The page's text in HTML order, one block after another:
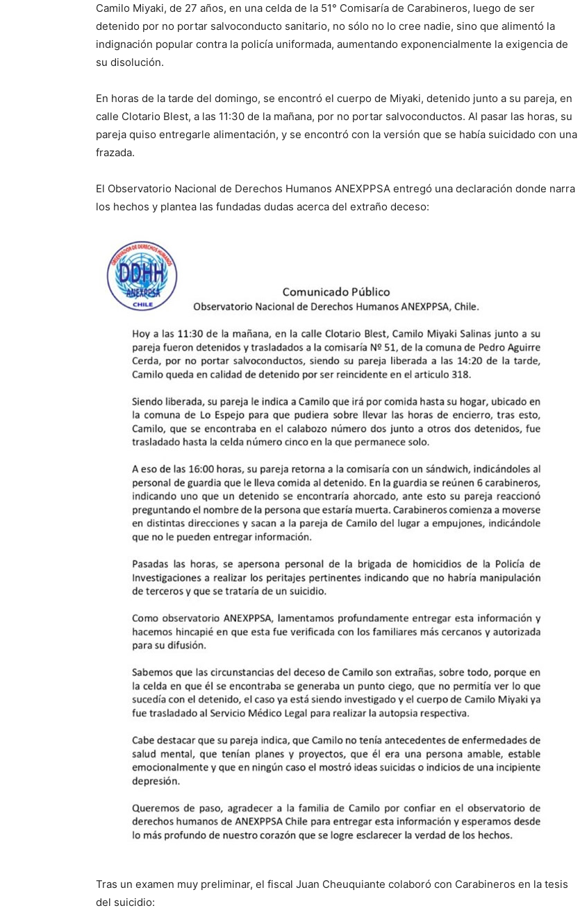
Camilo Miyaki, de 27 años, en una celda de la 51° Comisaría de Carabineros, luego de ser
detenido por no portar salvoconducto sanitario, no sólo no lo cree nadie, sino que alimentó la
indignación popular contra la policía uniformada, aumentando exponencialmente la exigencia de
su disolución.
En horas de la tarde del domingo, se encontró el cuerpo de Miyaki, detenido junto a su pareja, en
calle Clotario Blest, a las 11:30 de la mañana, por no portar salvoconductos. Al pasar las horas, su
pareja quiso entregarle alimentación, y se encontró con la versión que se había suicidado con una
frazada.
El Observatorio Nacional de Derechos Humanos ANEXPPSA entregó una declaración donde narra
los hechos y plantea las fundadas dudas acerca del extraño deceso:
Tras un examen muy preliminar, el fiscal Juan Cheuquiante colaboró con Carabineros en la tesis
del suicidio: